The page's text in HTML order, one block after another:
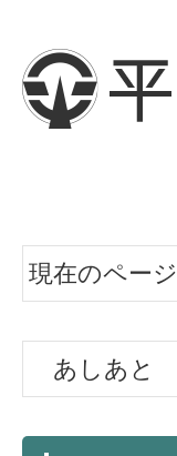
現在のページ
あしあと